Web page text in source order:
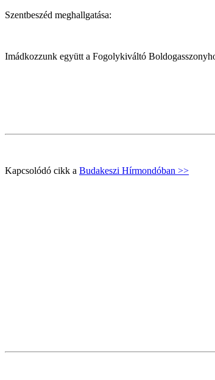
Szentbeszéd meghallgatása:
Imádkozzunk együtt a Fogolykiváltó
Kapcsolódó cikk a Budakeszi Hírmondóban >>